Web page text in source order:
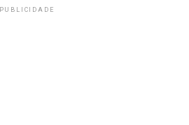
PUBLICIDADE